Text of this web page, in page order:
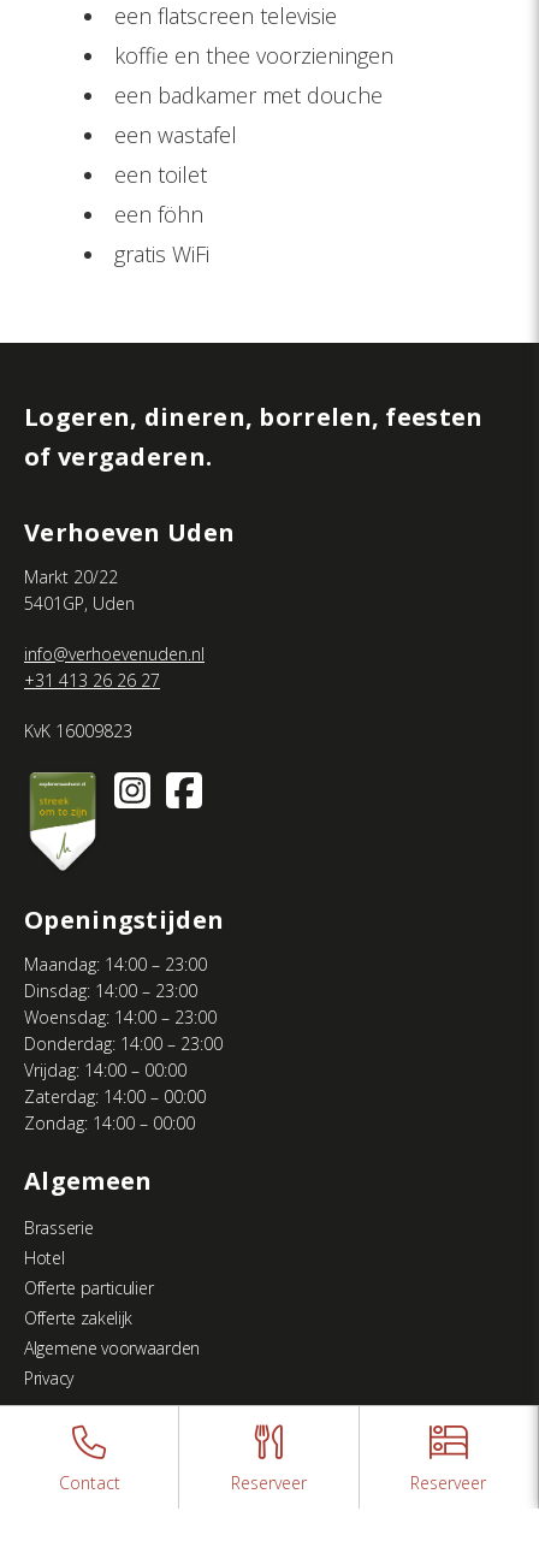
een flatscreen televisie
koffie en thee voorzieningen
een badkamer met douche
een wastafel
een toilet
een föhn
gratis WiFi
Logeren, dineren, borrelen, feesten
of vergaderen.
Verhoeven Uden
Markt 20/22
5401GP, Uden
info@verhoevenuden.nl
+31 413 26 26 27
KvK 16009823
Openingstijden
Maandag: 14:00 – 23:00
Dinsdag: 14:00 – 23:00
Woensdag: 14:00 – 23:00
Donderdag: 14:00 – 23:00
Vrijdag: 14:00 – 00:00
Zaterdag: 14:00 – 00:00
Zondag: 14:00 – 00:00
Algemeen
Brasserie
Hotel
Offerte particulier
Offerte zakelijk
Algemene voorwaarden
Privacy
Contact Reserveer Reserveer